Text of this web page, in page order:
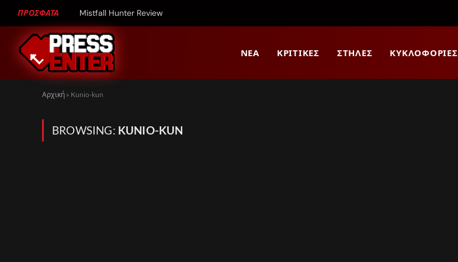
ΠΡΟΣΦΑΤΑ Mistfall Hunter Review
ΝΈΑ ΚΡΙΤΙΚΈΣ ΣΤΉΛΕΣ ΚΥΚΛΟΦΟΡΊΕΣ
Αρχική » Kunio-kun
BROWSING: KUNIO-KUN